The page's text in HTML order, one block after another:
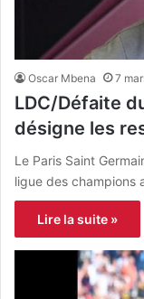
Oscar Mbena 7
LDC/Défaite
désigne les
Le Paris Saint
ligue des champions
Lire la suite »